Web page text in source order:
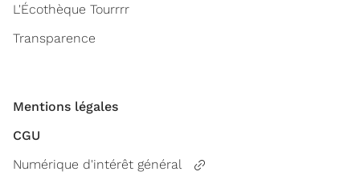
L'Écothèque Tourrrr
Transparence
Mentions légales
CGU
Numérique d'intérêt général